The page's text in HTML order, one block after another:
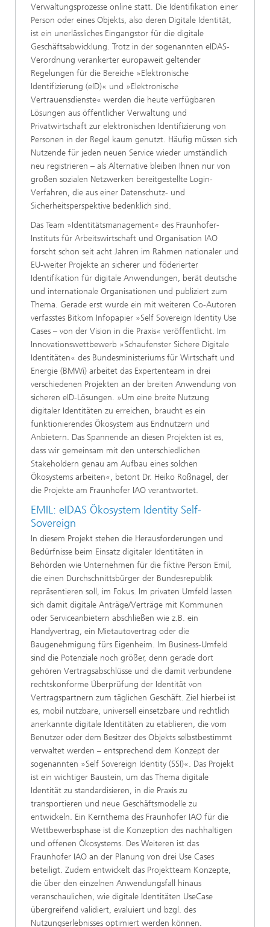
Verwaltungsprozesse online statt. Die Identifikation einer
Person oder eines Objekts, also deren Digitale Identität,
ist ein unerlässliches Eingangstor für die digitale
Geschäftsabwicklung. Trotz in der sogenannten eIDAS-
Verordnung verankerter europaweit geltender
Regelungen für die Bereiche »Elektronische
Identifizierung (eID)« und »Elektronische
Vertrauensdienste« werden die heute verfügbaren
Lösungen aus öffentlicher Verwaltung und
Privatwirtschaft zur elektronischen Identifizierung von
Personen in der Regel kaum genutzt. Häufig müssen sich
Nutzende für jeden neuen Service wieder umständlich
neu registrieren – als Alternative bleiben Ihnen nur von
großen sozialen Netzwerken bereitgestellte Login-
Verfahren, die aus einer Datenschutz- und
Sicherheitsperspektive bedenklich sind.
Das Team »Identitätsmanagement« des Fraunhofer-
Instituts für Arbeitswirtschaft und Organisation IAO
forscht schon seit acht Jahren im Rahmen nationaler und
EU-weiter Projekte an sicherer und föderierter
Identifikation für digitale Anwendungen, berät deutsche
und internationale Organisationen und publiziert zum
Thema. Gerade erst wurde ein mit weiteren Co-Autoren
verfasstes Bitkom Infopapier »Self Sovereign Identity Use
Cases – von der Vision in die Praxis« veröffentlicht. Im
Innovationswettbewerb »Schaufenster Sichere Digitale
Identitäten« des Bundesministeriums für Wirtschaft und
Energie (BMWi) arbeitet das Expertenteam in drei
verschiedenen Projekten an der breiten Anwendung von
sicheren eID-Lösungen. »Um eine breite Nutzung
digitaler Identitäten zu erreichen, braucht es ein
funktionierendes Ökosystem aus Endnutzern und
Anbietern. Das Spannende an diesen Projekten ist es,
dass wir gemeinsam mit den unterschiedlichen
Stakeholdern genau am Aufbau eines solchen
Ökosystems arbeiten«, betont Dr. Heiko Roßnagel, der
die Projekte am Fraunhofer IAO verantwortet.
EMIL: eIDAS Ökosystem Identity Self-
Sovereign
In diesem Projekt stehen die Herausforderungen und
Bedürfnisse beim Einsatz digitaler Identitäten in
Behörden wie Unternehmen für die fiktive Person Emil,
die einen Durchschnittsbürger der Bundesrepublik
repräsentieren soll, im Fokus. Im privaten Umfeld lassen
sich damit digitale Anträge/Verträge mit Kommunen
oder Serviceanbietern abschließen wie z.B. ein
Handyvertrag, ein Mietautovertrag oder die
Baugenehmigung fürs Eigenheim. Im Business-Umfeld
sind die Potenziale noch größer, denn gerade dort
gehören Vertragsabschlüsse und die damit verbundene
rechtskonforme Überprüfung der Identität von
Vertragspartnern zum täglichen Geschäft. Ziel hierbei ist
es, mobil nutzbare, universell einsetzbare und rechtlich
anerkannte digitale Identitäten zu etablieren, die vom
Benutzer oder dem Besitzer des Objekts selbstbestimmt
verwaltet werden – entsprechend dem Konzept der
sogenannten »Self Sovereign Identity (SSI)«. Das Projekt
ist ein wichtiger Baustein, um das Thema digitale
Identität zu standardisieren, in die Praxis zu
transportieren und neue Geschäftsmodelle zu
entwickeln. Ein Kernthema des Fraunhofer IAO für die
Wettbewerbsphase ist die Konzeption des nachhaltigen
und offenen Ökosystems. Des Weiteren ist das
Fraunhofer IAO an der Planung von drei Use Cases
beteiligt. Zudem entwickelt das Projektteam Konzepte,
die über den einzelnen Anwendungsfall hinaus
veranschaulichen, wie digitale Identitäten UseCase
übergreifend validiert, evaluiert und bzgl. des
Nutzungserlebnisses optimiert werden können.